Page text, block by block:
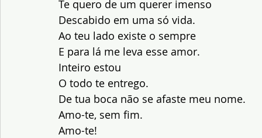
Te quero de um querer imenso
Descabido em uma só vida.
Ao teu lado existe o sempre
E para lá me leva esse amor.
Inteiro estou
O todo te entrego.
De tua boca não se afaste meu nome.
Amo-te, sem fim.
Amo-te!